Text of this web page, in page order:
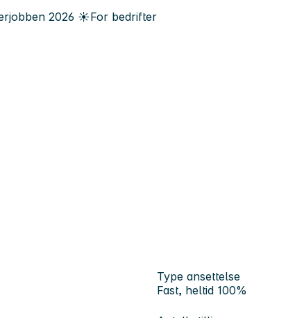
2026 ☀️For bedrifter
Type ansettelse
Fast, heltid 100%